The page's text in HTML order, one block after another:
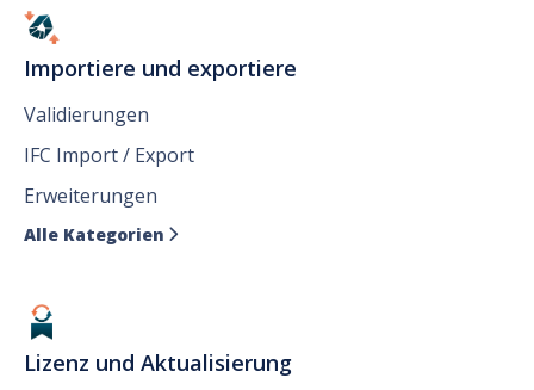
Importiere und exportiere
Validierungen
IFC Import / Export
Erweiterungen
Alle Kategorien 
Lizenz und Aktualisierung